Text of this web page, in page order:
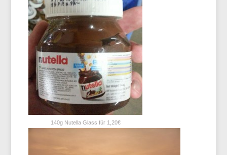
140g Nutella Glass für 1,20€